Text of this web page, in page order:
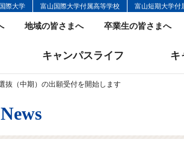
際大学 富山国際大学付属高等学校 富山短期大学付
地域の皆さまへ 卒業生の皆さまへ
キャンパスライフ キ
抜（中期）の出願受付を開始します
News